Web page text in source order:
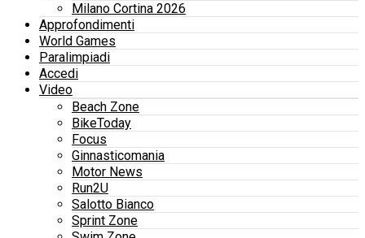
Milano Cortina 2026
Approfondimenti
World Games
Paralimpiadi
Accedi
Video
Beach Zone
BikeToday
Focus
Ginnasticomania
Motor News
Run2U
Salotto Bianco
Sprint Zone